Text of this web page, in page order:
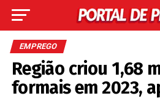
EMPREGO
Região criou 1,68
formais em 2023,